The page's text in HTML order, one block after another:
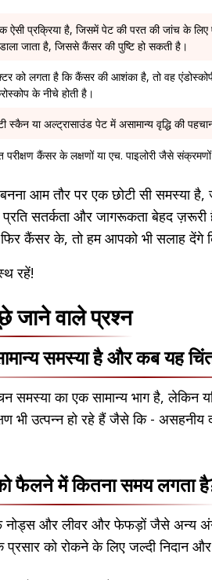
ऐसी प्रक्रिया है, जिसमें पेट की परत की जांच के
जाता है, जिससे कैंसर की पुष्टि हो सकती है।
को लगता है कि कैंसर की आशंका है, तो वह
के नीचे होती है।
स्कैन या अल्ट्रासाउंड पेट में असामान्य वृद्धि की
परीक्षण कैंसर के लक्षणों या एच. पाइलोरी जैसे
आम तौर पर एक छोटी सी समस्या
प्रति सतर्कता और जागरूकता बेहद
कैंसर के, तो हम आपको भी सलाह
रहें!
जाने वाले प्रश्न
समस्या है और कब यह
समस्या का एक सामान्य भाग है, लेकिन
भी उत्पन्न हो रहे हैं जैसे कि - असहनीय
फैलने में कितना समय लगता
नोड्स और लीवर और फेफड़ों जैसे अन्य
को रोकने के लिए जल्दी निदान